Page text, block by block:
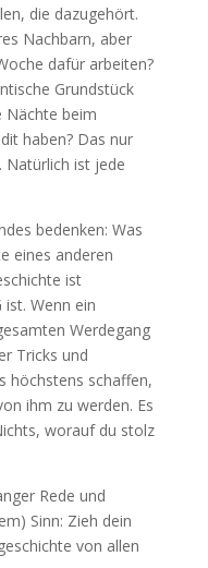
die dazugehört.
Nachbarn, aber
dafür arbeiten?
Grundstück
Nächte beim
haben? Das nur
Natürlich ist jede
bedenken: Was
eines anderen
ist
ist. Wenn ein
Werdegang
Tricks und
höchstens schaffen,
ihm zu werden. Es
worauf du stolz
Rede und
Sinn: Zieh dein
von allen